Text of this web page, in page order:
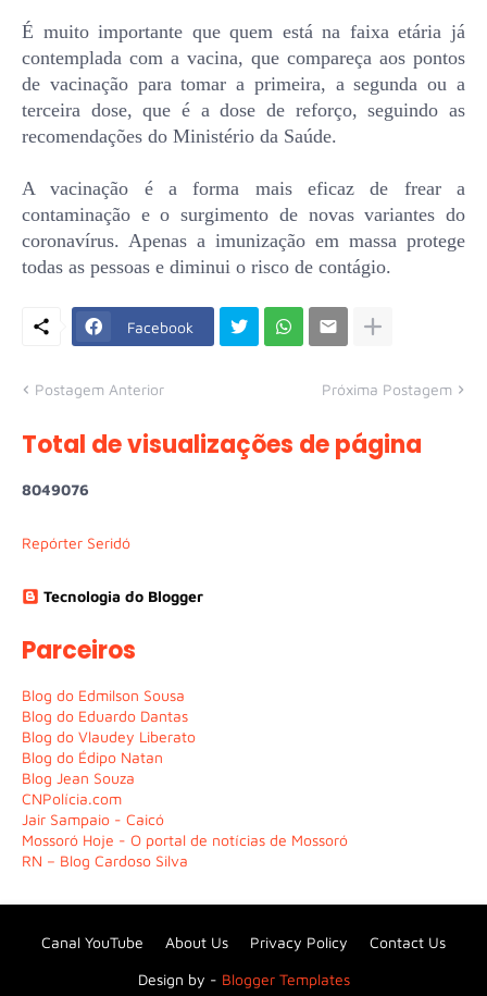
É muito importante que quem está na faixa etária já
contemplada com a vacina, que compareça aos pontos
de vacinação para tomar a primeira, a segunda ou a
terceira dose, que é a dose de reforço, seguindo as
recomendações do Ministério da Saúde.
A vacinação é a forma mais eficaz de frear a
contaminação e o surgimento de novas variantes do
coronavírus. Apenas a imunização em massa protege
todas as pessoas e diminui o risco de contágio.
Facebook
Postagem Anterior Próxima Postagem
Total de visualizações de página
8049076
Repórter Seridó
Tecnologia do Blogger
Parceiros
Blog do Edmilson Sousa
Blog do Eduardo Dantas
Blog do Vlaudey Liberato
Blog do Édipo Natan
Blog Jean Souza
CNPolícia.com
Jair Sampaio - Caicó
Mossoró Hoje - O portal de notícias de Mossoró
RN – Blog Cardoso Silva
Design by - Blogger Templates
Canal YouTube About Us Privacy Policy Contact Us